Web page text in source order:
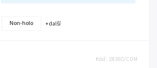
Non-holo + další
Kód: 28360/COM